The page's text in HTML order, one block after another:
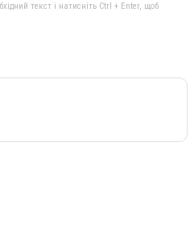
текст і натисніть Ctrl + Enter, щоб